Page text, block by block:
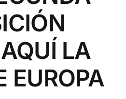
LA
EUROPA